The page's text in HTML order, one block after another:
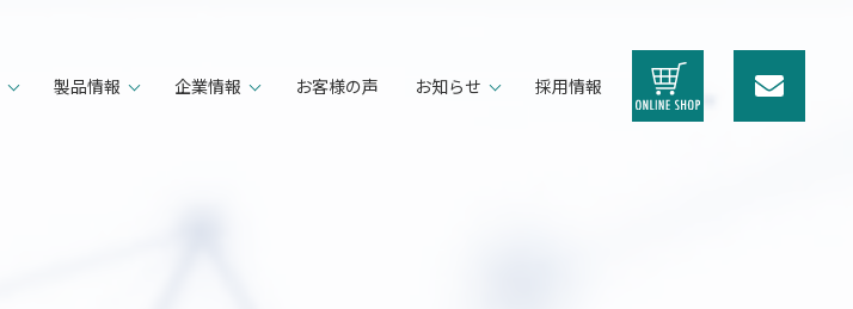
製品情報 企業情報 お客様の声 お知らせ 採用情報